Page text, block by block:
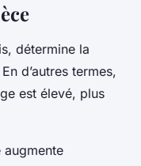
détermine la
d’autres termes,
est élevé, plus
augmente